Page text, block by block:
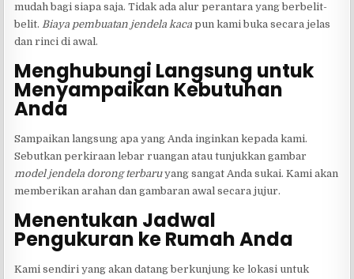
mudah bagi siapa saja. Tidak ada alur perantara yang berbelit-
belit.Biaya pembuatan jendela kaca pun kami buka secara jelas
dan rinci di awal.
Menghubungi Langsung untuk
Menyampaikan Kebutuhan
Anda
Sampaikan langsung apa yang Anda inginkan kepada kami.
Sebutkan perkiraan lebar ruangan atau tunjukkan gambar
model jendela dorong terbaruyang sangat Anda sukai. Kami akan
memberikan arahan dan gambaran awal secara jujur.
Menentukan Jadwal
Pengukuran ke Rumah Anda
Kami sendiri yang akan datang berkunjung ke lokasi untuk